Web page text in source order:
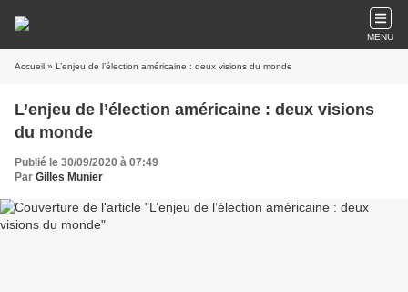
MENU
Accueil » L’enjeu de l’élection américaine : deux visions du monde
L’enjeu de l’élection américaine : deux visions
du monde
Publié le 30/09/2020 à 07:49
Par Gilles Munier